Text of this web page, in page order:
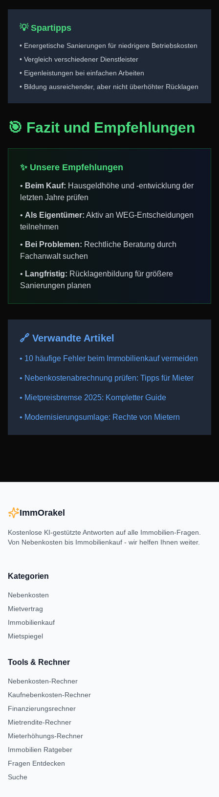
💡 Spartipps
• Energetische Sanierungen für niedrigere Betriebskosten
• Vergleich verschiedener Dienstleister
• Eigenleistungen bei einfachen Arbeiten
• Bildung ausreichender, aber nicht überhöhter Rücklagen
🎯 Fazit und Empfehlungen
✨ Unsere Empfehlungen
• Beim Kauf: Hausgeldhöhe und -entwicklung der
letzten Jahre prüfen
• Als Eigentümer: Aktiv an WEG-Entscheidungen
teilnehmen
• Bei Problemen: Rechtliche Beratung durch
Fachanwalt suchen
• Langfristig: Rücklagenbildung für größere
Sanierungen planen
🔗 Verwandte Artikel
• 10 häufige Fehler beim Immobilienkauf vermeiden
• Nebenkostenabrechnung prüfen: Tipps für Mieter
• Mietpreisbremse 2025: Kompletter Guide
• Modernisierungsumlage: Rechte von Mietern
ImmOrakel
Kostenlose KI-gestützte Antworten auf alle Immobilien-Fragen.
Von Nebenkosten bis Immobilienkauf - wir helfen Ihnen weiter.
Kategorien
Nebenkosten
Mietvertrag
Immobilienkauf
Mietspiegel
Tools & Rechner
Nebenkosten-Rechner
Kaufnebenkosten-Rechner
Finanzierungsrechner
Mietrendite-Rechner
Mieterhöhungs-Rechner
Immobilien Ratgeber
Fragen Entdecken
Suche